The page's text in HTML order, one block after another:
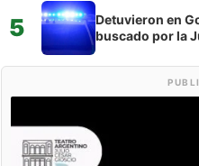
5
Detuvieron en
buscado por la